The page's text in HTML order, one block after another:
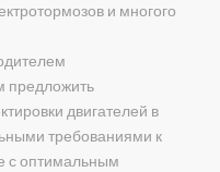
и многого
предложить
двигателей в
требованиями к
с оптимальным